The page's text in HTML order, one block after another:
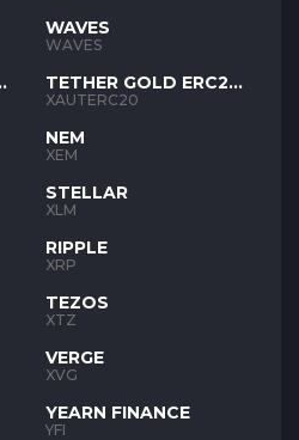
WAVES
WAVES
TETHER GOLD ERC20
XAUT
XAUTERC20
NEM
XEM
STELLAR
XLM
RIPPLE
XRP
TEZOS
XTZ
VERGE
XVG
YEARN FINANCE
YFI